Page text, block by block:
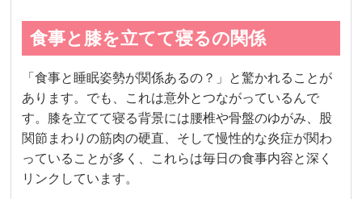
食事と膝を立てて寝るの関係
「食事と睡眠姿勢が関係あるの？」と驚かれることが
あります。でも、これは意外とつながっているんで
す。膝を立てて寝る背景には腰椎や骨盤のゆがみ、股
関節まわりの筋肉の硬直、そして慢性的な炎症が関わ
っていることが多く、これらは毎日の食事内容と深く
リンクしています。